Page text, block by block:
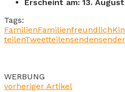
Erscheint am: 13.
Tags:
FamilienFamilienfreundlich
teilenTweetteilensenden
WERBUNG
vorheriger Artikel